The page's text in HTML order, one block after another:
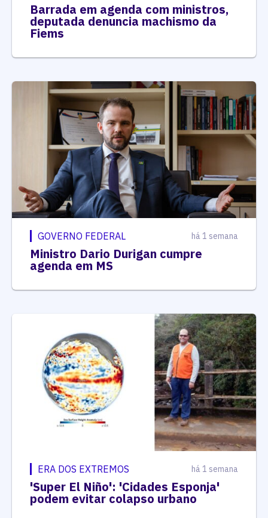
Barrada em agenda com ministros,
deputada denuncia machismo da
Fiems
GOVERNO FEDERAL há 1 semana
Ministro Dario Durigan cumpre
agenda em MS
ERA DOS EXTREMOS há 1 semana
'Super El Niño': 'Cidades Esponja'
podem evitar colapso urbano